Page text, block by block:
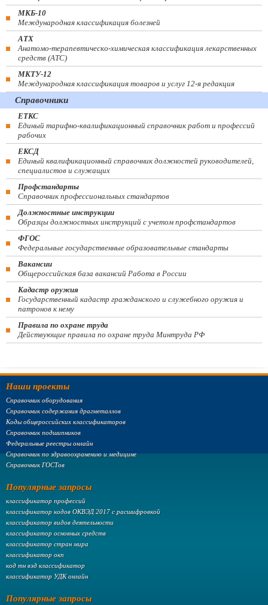
МКБ-10
Международная классификация болезней
АТХ
Анатомо-терапевтическо-химическая классификация лекарственных
средств (ATC)
МКТУ-12
Международная классификация товаров и услуг 12-я редакция
Справочники
ЕТКС
Единый тарифно-квалификационный справочник работ и профессий
рабочих
ЕКСД
Единый квалификационный справочник должностей руководителей,
специалистов и служащих
Профстандарты
Справочник профессиональных стандартов
Должностные инструкции
Образцы должностных инструкций с учетом профстандартов
ФГОС
Федеральные государственные образовательные стандарты
Вакансии
Общероссийская база вакансий Работа в России
Кадастр оружия
Государственный кадастр гражданского и служебного оружия и
патронов к нему
Правила по охране труда
Действующие правила по охране труда Минтруда РФ
Наши проекты
Справочник оборудования
Справочник содержания драгметаллов
Коды общероссийских классификаторов
Справочник подшипников
Федеральные реестры онлайн
Справочник по здравоохранению и медицине
Справочник ГОСТов
Популярные запросы
классификатор профессий
классификатор кодов ОКВЭД 2017 с расшифровкой
классификатор видов деятельности
классификатор основных средств
классификатор стран мира
классификатор окп
код тн вэд классификатор
классификатор УДК онлайн
Популярные запросы